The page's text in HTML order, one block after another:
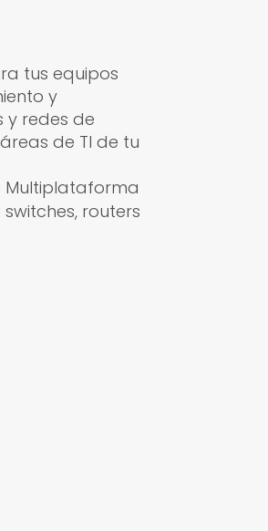
tus equipos
y
y redes de
de TI de tu
Multiplataforma
routers